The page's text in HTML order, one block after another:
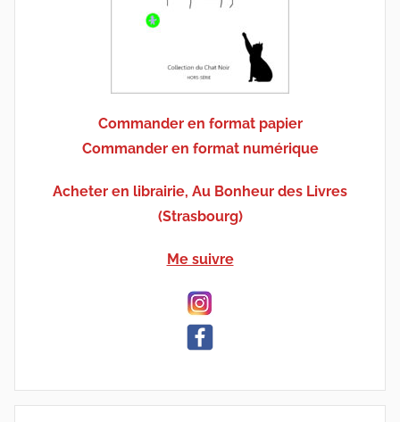
Commander en format papier
Commander en format numérique
Acheter en librairie, Au Bonheur des Livres
(Strasbourg)
Me suivre